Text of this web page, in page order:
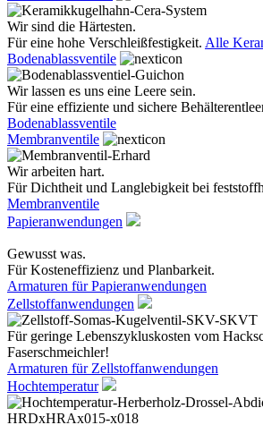
Wir sind die Härtesten.
Für eine hohe Verschleißfestigkeit. Alle
Bodenablassventile
Wir lassen es uns eine Leere sein.
Für eine effiziente und sichere
Bodenablassventile
Membranventile
Wir arbeiten hart.
Für Dichtheit und Langlebigkeit bei
Membranventile
Papieranwendungen
Gewusst was.
Für Kosteneffizienz und Planbarkeit.
Armaturen für Papieranwendungen
Zellstoffanwendungen
Für geringe Lebenszykluskosten vom
Faserschmeichler!
Armaturen für Zellstoffanwendungen
Hochtemperatur